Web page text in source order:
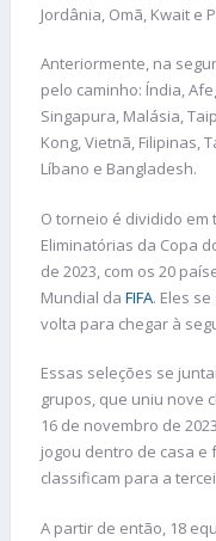
Jordânia, Omã, Kwait e
Anteriormente, na
pelo caminho: Índia,
Singapura, Malásia,
Kong, Vietnã, Filipinas,
Líbano e Bangladesh.
O torneio é dividido
Eliminatórias da Copa
de 2023, com os 20
Mundial da FIFA. Eles
volta para chegar à
Essas seleções se
grupos, que uniu nove
16 de novembro de
jogou dentro de casa e
classificam para a
A partir de então, 18